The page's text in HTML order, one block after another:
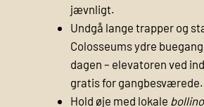
jævnligt.
Undgå lange trapper og
Colosseums ydre
dagen – elevatoren ved
gratis for gangbesværede.
Hold øje med lokale